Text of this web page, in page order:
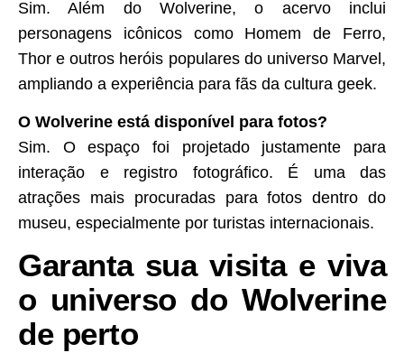
Sim. Além do Wolverine, o acervo inclui
personagens icônicos como Homem de Ferro,
Thor e outros heróis populares do universo Marvel,
ampliando a experiência para fãs da cultura geek.
O Wolverine está disponível para fotos?
Sim. O espaço foi projetado justamente para
interação e registro fotográfico. É uma das
atrações mais procuradas para fotos dentro do
museu, especialmente por turistas internacionais.
Garanta sua visita e viva
o universo do Wolverine
de perto